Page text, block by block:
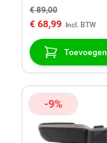
€ 89,00
€ 68,99
Toevoegen
-9%